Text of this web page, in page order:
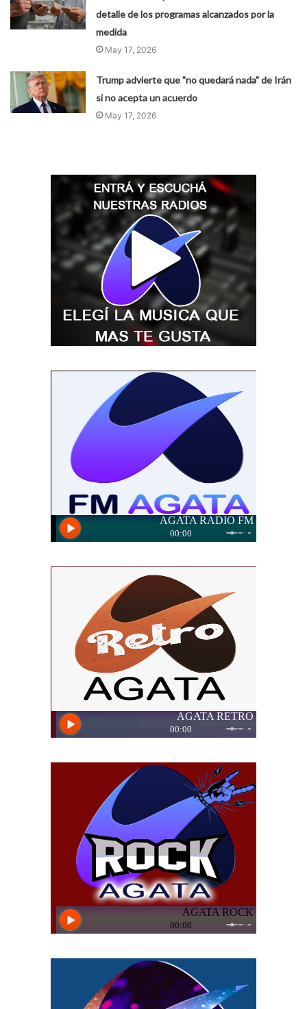
detalle de los programas alcanzados por la
medida
May 17, 2026
Trump advierte que "no quedará nada" de Irán
si no acepta un acuerdo
May 17, 2026